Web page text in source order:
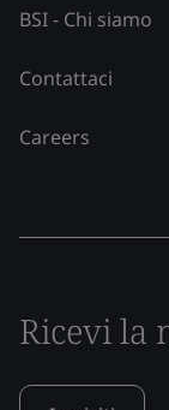
BSI - Chi siamo
Contattaci
Careers
Ricevi la